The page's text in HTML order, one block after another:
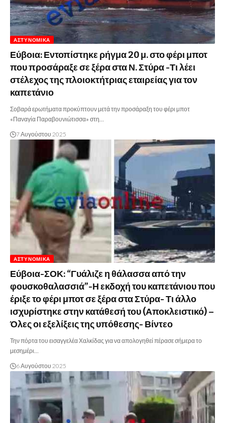
ΑΣΤΥΝΟΜΙΚΆ
Εύβοια: Εντοπίστηκε ρήγμα 20 μ. στο φέρι μποτ
που προσάραξε σε ξέρα στα Ν. Στύρα -Τι λέει
στέλεχος της πλοιοκτήτριας εταιρείας για τον
καπετάνιο
Σοβαρά ερωτήματα προκύπτουν μετά την προσάραξη του φέρι μποτ
«Παναγία Παραβουνιώτισσα» στη…
7 Αυγούστου 2025
ΑΣΤΥΝΟΜΙΚΆ
Εύβοια-ΣΟΚ: “Γυάλιζε η θάλασσα από την
φουσκοθαλασσιά”-Η εκδοχή του καπετάνιου που
έριξε το φέρι μποτ σε ξέρα στα Στύρα- Τι άλλο
ισχυρίστηκε στην κατάθεσή του (Αποκλειστικό) –
Όλες οι εξελίξεις της υπόθεσης- Βίντεο
Την πόρτα του εισαγγελέα Χαλκίδας για να απολογηθεί πέρασε σήμερα το
μεσημέρι…
6 Αυγούστου 2025